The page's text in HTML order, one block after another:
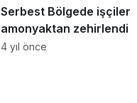
Serbest Bölgede işçiler
amonyaktan zehirlendi
4 yıl önce